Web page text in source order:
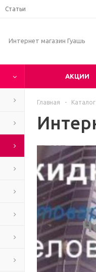
Статьи
Интернет магазин Гуашь
АКЦИИ
Главная - Каталог